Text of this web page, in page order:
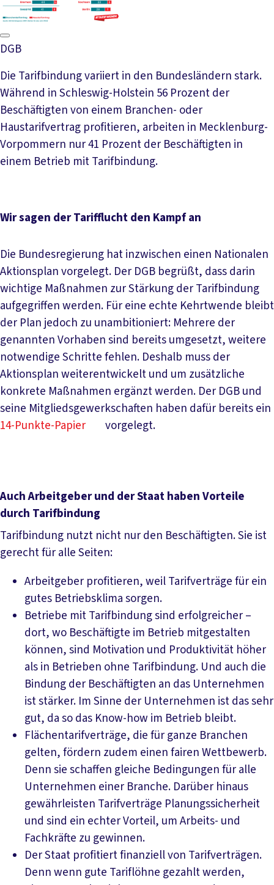
DGB
Die Tarifbindung variiert in den Bundesländern stark.
Während in Schleswig-Holstein 56 Prozent der
Beschäftigten von einem Branchen- oder
Haustarifvertrag profitieren, arbeiten in Mecklenburg-
Vorpommern nur 41 Prozent der Beschäftigten in
einem Betrieb mit Tarifbindung.
Wir sagen der Tarifflucht den Kampf an
Die Bundesregierung hat inzwischen einen Nationalen
Aktionsplan vorgelegt. Der DGB begrüßt, dass darin
wichtige Maßnahmen zur Stärkung der Tarifbindung
aufgegriffen werden. Für eine echte Kehrtwende bleibt
der Plan jedoch zu unambitioniert: Mehrere der
genannten Vorhaben sind bereits umgesetzt, weitere
notwendige Schritte fehlen. Deshalb muss der
Aktionsplan weiterentwickelt und um zusätzliche
konkrete Maßnahmen ergänzt werden. Der DGB und
seine Mitgliedsgewerkschaften haben dafür bereits ein
14-Punkte-Papier
vorgelegt.
Auch Arbeitgeber und der Staat haben Vorteile
durch Tarifbindung
Tarifbindung nutzt nicht nur den Beschäftigten. Sie ist
gerecht für alle Seiten:
Arbeitgeber profitieren, weil Tarifverträge für ein
gutes Betriebsklima sorgen.
Betriebe mit Tarifbindung sind erfolgreicher –
dort, wo Beschäftigte im Betrieb mitgestalten
können, sind Motivation und Produktivität höher
als in Betrieben ohne Tarifbindung. Und auch die
Bindung der Beschäftigten an das Unternehmen
ist stärker. Im Sinne der Unternehmen ist das sehr
gut, da so das Know-how im Betrieb bleibt.
Flächentarifverträge, die für ganze Branchen
gelten, fördern zudem einen fairen Wettbewerb.
Denn sie schaffen gleiche Bedingungen für alle
Unternehmen einer Branche. Darüber hinaus
gewährleisten Tarifverträge Planungssicherheit
und sind ein echter Vorteil, um Arbeits- und
Fachkräfte zu gewinnen.
Der Staat profitiert finanziell von Tarifverträgen.
Denn wenn gute Tariflöhne gezahlt werden,